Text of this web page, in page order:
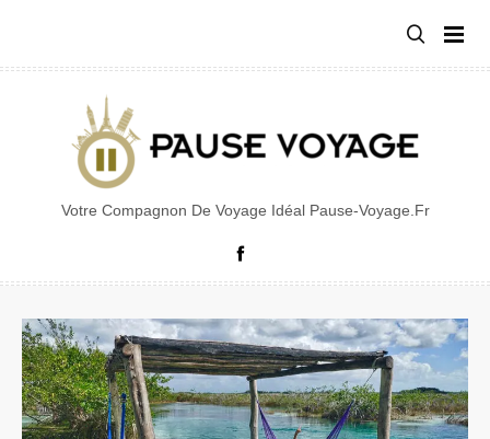
contenu
Votre Compagnon De Voyage Idéal Pause-Voyage.fr